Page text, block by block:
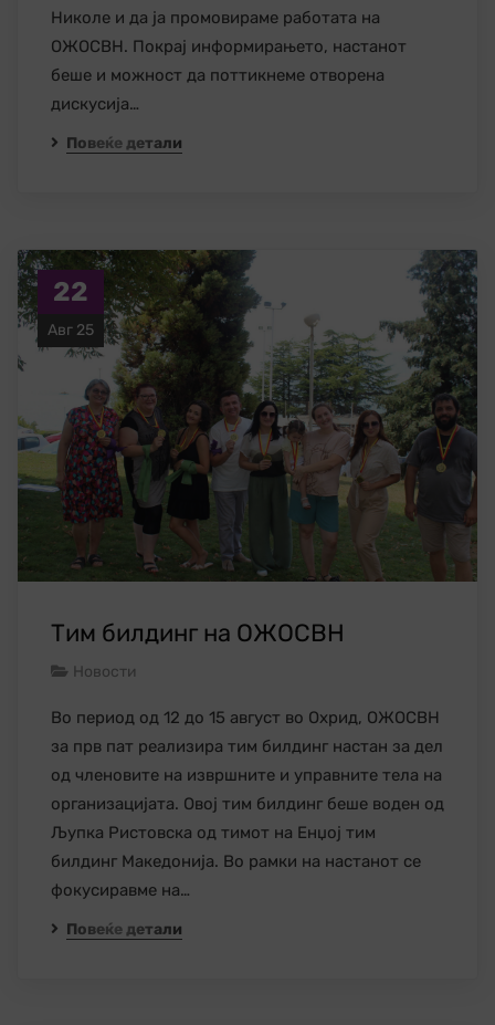
Николе и да ја промовираме работата на
ОЖОСВН. Покрај информирањето, настанот
беше и можност да поттикнеме отворена
дискусија…
Повеќе детали
22
Авг 25
Тим билдинг на ОЖОСВН
Новости
Во период од 12 до 15 август во Охрид, ОЖОСВН
за прв пат реализира тим билдинг настан за дел
од членовите на извршните и управните тела на
организацијата. Овој тим билдинг беше воден од
Љупка Ристовска од тимот на Енџој тим
билдинг Македонија. Во рамки на настанот се
фокусиравме на…
Повеќе детали